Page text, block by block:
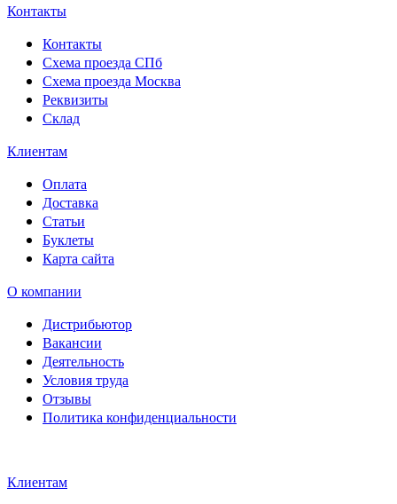
Контакты
Контакты
Схема проезда СПб
Схема проезда Москва
Реквизиты
Склад
Клиентам
Оплата
Доставка
Статьи
Буклеты
Карта сайта
О компании
Дистрибьютор
Вакансии
Деятельность
Условия труда
Отзывы
Политика конфиденциальности
Клиентам